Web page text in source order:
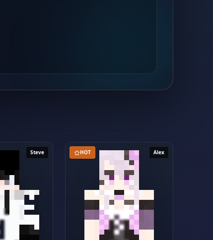
Steve Alex
HOT